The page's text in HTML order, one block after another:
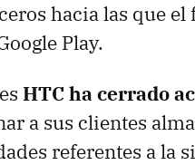
hacia las que
Play.
HTC ha cerrado
a sus clientes
referentes a la